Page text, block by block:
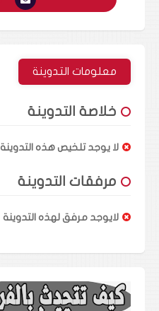
معلومات التدوينة
خلاصة التدوينة
لا يوجد تلخيص هذه التدوينة
مرفقات التدوينة
لايوجد مرفق لهذه التدوينة